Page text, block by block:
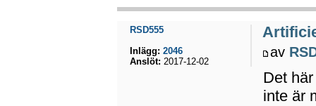
av
Det
inte är
RSD555
Inlägg: 2046
Anslöt: 2017-12-02